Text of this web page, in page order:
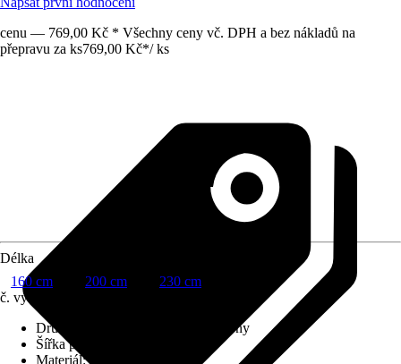
cenu — 769,00 Kč * Všechny ceny vč. DPH a bez nákladů na
přepravu za ks769,00 Kč*/ ks
Délka
160 cm
200 cm
230 cm
č. výrobku
Druh výrobku
Kolejnička na záclony
Šířka pojezdové drážky
Materiál: